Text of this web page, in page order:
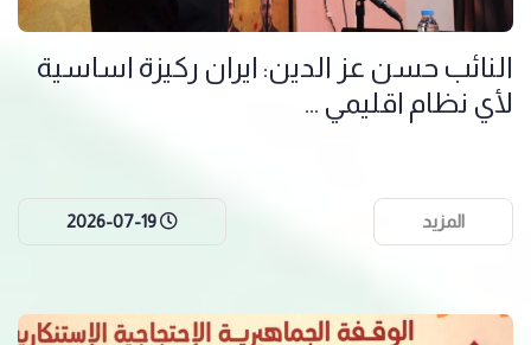
النائب حسن عز الدين: ايران ركيزة اساسية
لأي نظام اقليمي ...
المزيد